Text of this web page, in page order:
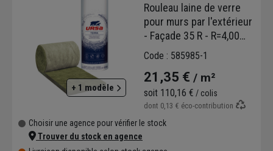
+ 1 modèle
Rouleau laine de verre
pour murs par l'extérieur
- Façade 35 R - R=4,00
m².K/W - 4,30 M x 0,60 M
- ép.140 MM
Code : 585985-1
21,35 € / m²
soit 110,16 € / colis
dont 0,13 € éco-contribution
Choisir une agence pour vérifier le stock
Trouver du stock en agence